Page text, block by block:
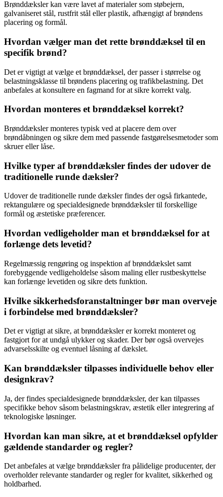
Brønddæksler kan være lavet af materialer som støbejern,
galvaniseret stål, rustfrit stål eller plastik, afhængigt af brøndens
placering og formål.
Hvordan vælger man det rette brønddæksel til en
specifik brønd?
Det er vigtigt at vælge et brønddæksel, der passer i størrelse og
belastningsklasse til brøndens placering og trafikbelastning. Det
anbefales at konsultere en fagmand for at sikre korrekt valg.
Hvordan monteres et brønddæksel korrekt?
Brønddæksler monteres typisk ved at placere dem over
brøndåbningen og sikre dem med passende fastgørelsesmetoder som
skruer eller låse.
Hvilke typer af brønddæksler findes der udover de
traditionelle runde dæksler?
Udover de traditionelle runde dæksler findes der også firkantede,
rektangulære og specialdesignede brønddæksler til forskellige
formål og æstetiske præferencer.
Hvordan vedligeholder man et brønddæksel for at
forlænge dets levetid?
Regelmæssig rengøring og inspektion af brønddækslet samt
forebyggende vedligeholdelse såsom maling eller rustbeskyttelse
kan forlænge levetiden og sikre dets funktion.
Hvilke sikkerhedsforanstaltninger bør man overveje
i forbindelse med brønddæksler?
Det er vigtigt at sikre, at brønddæksler er korrekt monteret og
fastgjort for at undgå ulykker og skader. Der bør også overvejes
advarselsskilte og eventuel låsning af dækslet.
Kan brønddæksler tilpasses individuelle behov eller
designkrav?
Ja, der findes specialdesignede brønddæksler, der kan tilpasses
specifikke behov såsom belastningskrav, æstetik eller integrering af
teknologiske løsninger.
Hvordan kan man sikre, at et brønddæksel opfylder
gældende standarder og regler?
Det anbefales at vælge brønddæksler fra pålidelige producenter, der
overholder relevante standarder og regler for kvalitet, sikkerhed og
holdbarhed.